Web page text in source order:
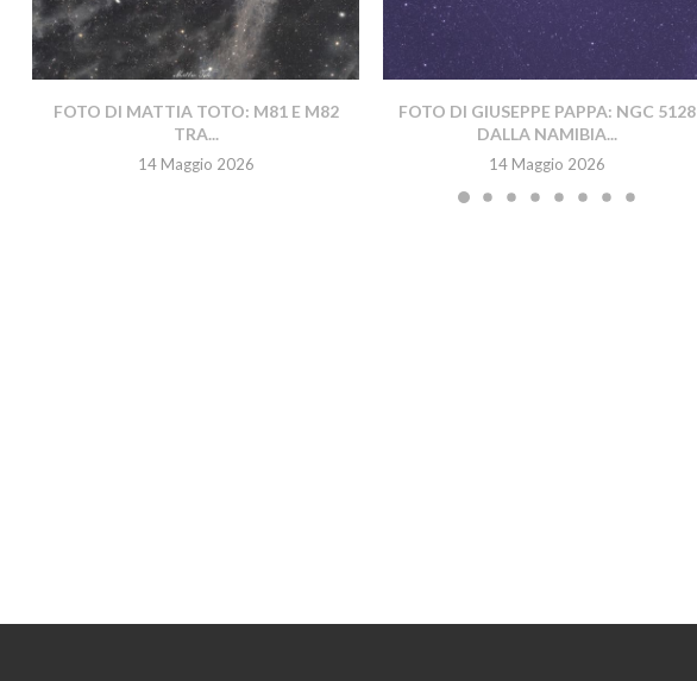
FOTO DI MATTIA TOTO: M81 E M82
TRA...
14 Maggio 2026
FOTO DI GIUSEPPE PAPPA: NGC 5128
DALLA NAMIBIA...
14 Maggio 2026